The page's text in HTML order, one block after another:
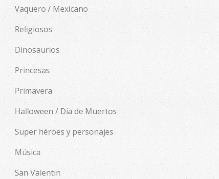
Vaquero / Mexicano
Religiosos
Dinosaurios
Princesas
Primavera
Halloween / Día de Muertos
Super héroes y personajes
Música
San Valentin